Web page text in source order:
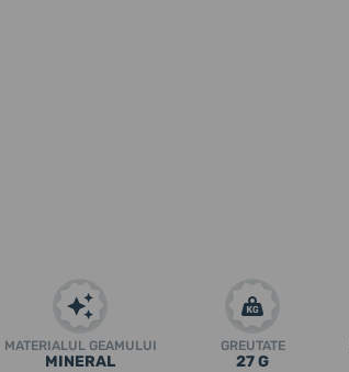
MATERIALUL GEAMULUI
MINERAL
GREUTATE
27 G